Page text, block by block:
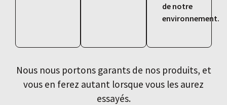
de notre
environnement.
Nous nous portons garants de nos produits, et
vous en ferez autant lorsque vous les aurez
essayés.